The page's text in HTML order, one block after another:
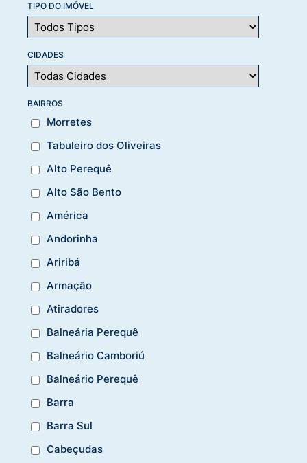
TIPO DO IMÓVEL
CIDADES
BAIRROS
Morretes
Tabuleiro dos Oliveiras
Alto Perequê
Alto São Bento
América
Andorinha
Ariribá
Armação
Atiradores
Balneária Perequê
Balneário Camboriú
Balneário Perequê
Barra
Barra Sul
Cabeçudas